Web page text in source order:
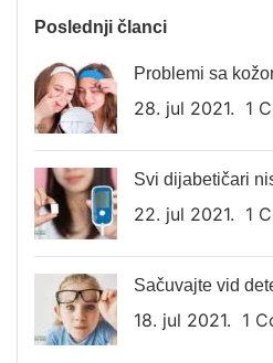
Poslednji članci
Problemi sa
28. jul 2021. 1
Svi dijabetičari
22. jul 2021. 1
Sačuvajte vid
18. jul 2021. 1